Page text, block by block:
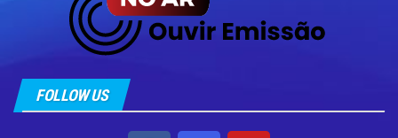
FOLLOW US